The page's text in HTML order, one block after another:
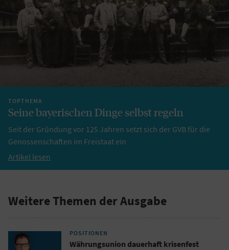
TOPTHEMA
Seine bayerischen Dinge selbst regeln
Seit der Gründung vor 125 Jahren setzt sich der GVB für die
Genossenschaften im Freistaat ein
Artikel lesen
Weitere Themen der Ausgabe
POSITIONEN
Währungsunion dauerhaft krisenfest